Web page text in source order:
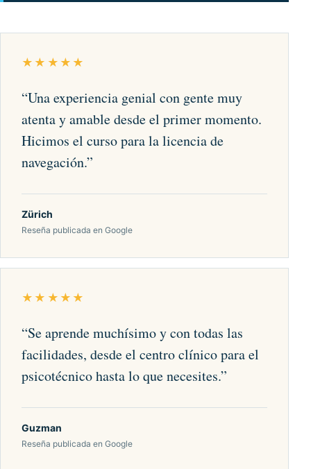
★★★★★
“Una experiencia genial con gente muy
atenta y amable desde el primer momento.
Hicimos el curso para la licencia de
navegación.”
Zürich
Reseña publicada en Google
★★★★★
“Se aprende muchísimo y con todas las
facilidades, desde el centro clínico para el
psicotécnico hasta lo que necesites.”
Guzman
Reseña publicada en Google